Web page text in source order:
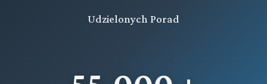
Udzielonych Porad